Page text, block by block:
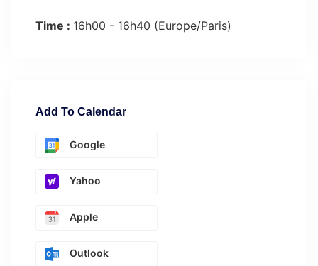
Time : 16h00 - 16h40 (Europe/Paris)
Add To Calendar
Google
Yahoo
Apple
Outlook